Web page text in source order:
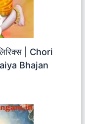
| Chori
Bhajan